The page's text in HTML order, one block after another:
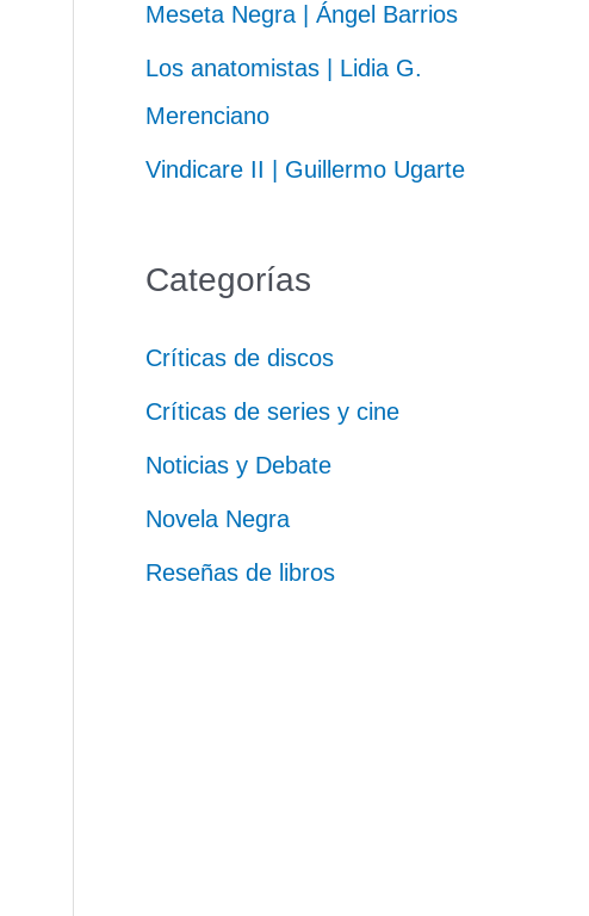
Meseta Negra | Ángel Barrios
Los anatomistas | Lidia G.
Merenciano
Vindicare II | Guillermo Ugarte
Categorías
Críticas de discos
Críticas de series y cine
Noticias y Debate
Novela Negra
Reseñas de libros